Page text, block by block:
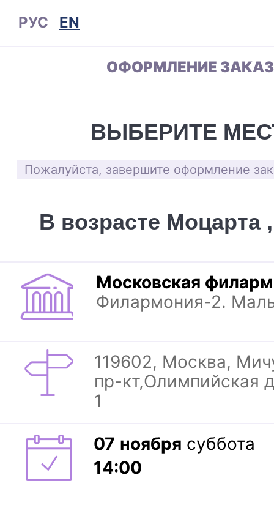
РУС EN
ОФОРМЛЕНИЕ
ВЫБЕРИТЕ
Пожалуйста, завершите оформление
В возрасте Моцарта
Московская
Филармония-2.
119602, Москва,
пр-кт,Олимпийская
1
07 ноября суббота
14:00